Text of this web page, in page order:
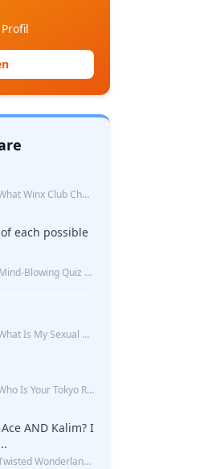
What Winx Club Character Are You?
each possible
Mind-Blowing Quiz Reveals: Will I Be Alone Forever?
What Is My Sexual Orientation: Uncovered
Who Is Your Tokyo Revengers Boyfriend?
AND Kalim? I
Twisted Wonderland Kin Quiz